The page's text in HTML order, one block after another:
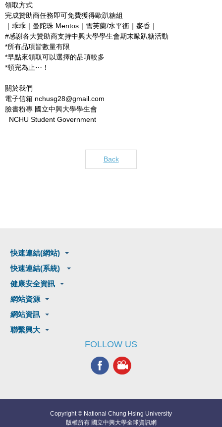
領取方式
完成贊助商任務即可免費獲得歐趴糖組
｜乖乖｜曼陀珠 Mentos｜雪芙蘭/水平衡｜麥香｜
#感謝各大贊助商支持中興大學學生會期末歐趴糖活動
*所有品項皆數量有限
*早點來領取可以選擇的品項較多
*領完為止⋯！
關於我們
電子信箱 nchusg28@gmail.com
臉書粉專 國立中興大學學生會
NCHU Student Government
Back
快速連結(網站)
快速連結(系統)
健康安全資訊
網站資源
網站資訊
聯繫興大
FOLLOW US
Copyright © National Chung Hsing University
版權所有 國立中興大學全球資訊網